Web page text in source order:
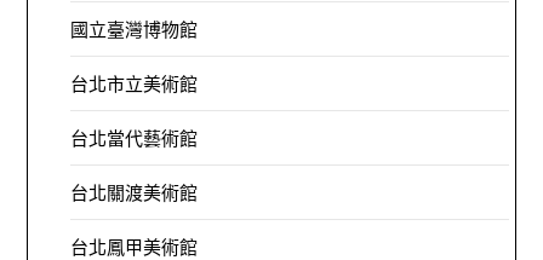
國立臺灣博物館
台北市立美術館
台北當代藝術館
台北關渡美術館
台北鳳甲美術館